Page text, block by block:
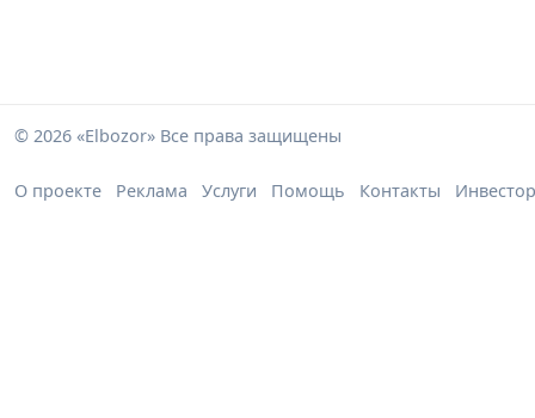
© 2026 «Elbozor» Все права защищены
О проекте Реклама Услуги Помощь Контакты